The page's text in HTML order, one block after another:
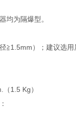
均为隔爆型。
≧1.5mm）；建议选用
1.5 Kg）